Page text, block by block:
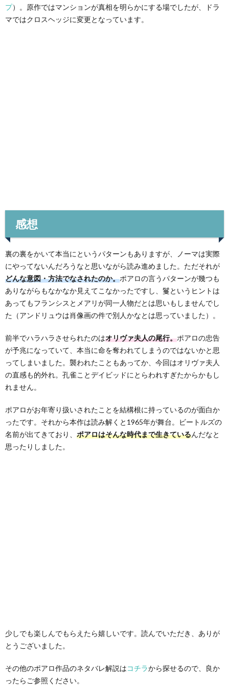
プ）。原作ではマンションが真相を明らかにする場でしたが、ドラ
マではクロスヘッジに変更となっています。
感想
裏の裏をかいて本当にというパターンもありますが、ノーマは実際
にやってないんだろうなと思いながら読み進めました。ただそれが
どんな意図・方法でなされたのか。ポアロの言うパターンが幾つも
ありながらもなかなか見えてこなかったですし、鬘というヒントは
あってもフランシスとメアリが同一人物だとは思いもしませんでし
た（アンドリュウは肖像画の件で別人かなとは思っていました）。
前半でハラハラさせられたのはオリヴァ夫人の尾行。ポアロの忠告
が予兆になっていて、本当に命を奪われてしまうのではないかと思
ってしまいました。襲われたこともあってか、今回はオリヴァ夫人
の直感も的外れ。孔雀ことデイビッドにとらわれすぎたからかもし
れません。
ポアロがお年寄り扱いされたことを結構根に持っているのが面白か
ったです。それから本作は読み解くと1965年が舞台。ビートルズの
名前が出てきており、 ポアロはそんな時代まで生きているんだなと
思ったりしました。
少しでも楽しんでもらえたら嬉しいです。読んでいただき、ありが
とうございました。
その他のポアロ作品のネタバレ解説はコチラから探せるので、良か
ったらご参照ください。